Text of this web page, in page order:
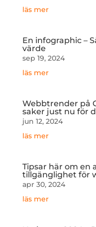
läs mer
En infographic –
värde
sep 19, 2024
läs mer
Webbtrender på
saker just nu för
jun 12, 2024
läs mer
Tipsar här om en
tillgänglighet för
apr 30, 2024
läs mer